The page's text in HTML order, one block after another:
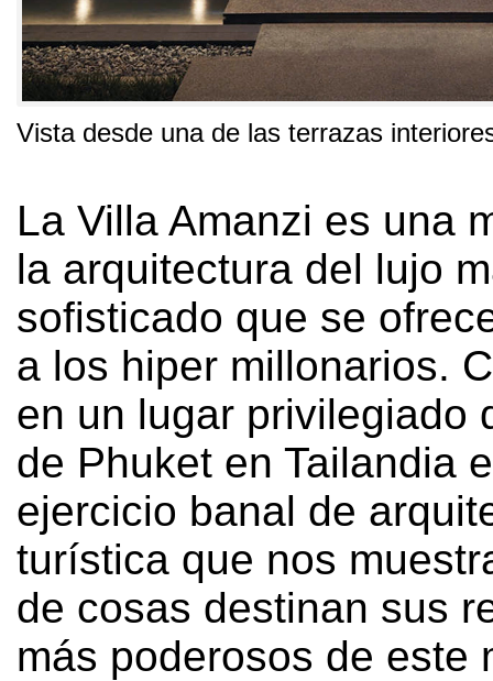
Vista desde una de las terrazas
La Villa Amanzi es una
la arquitectura del lujo
sofisticado que se
a los hiper millonarios.
en un lugar privilegiado
de Phuket en Tailandia
ejercicio banal de
turística que nos
de cosas destinan sus
más poderosos de este